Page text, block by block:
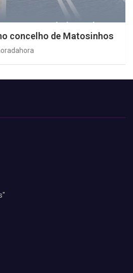
concelho de Matosinhos